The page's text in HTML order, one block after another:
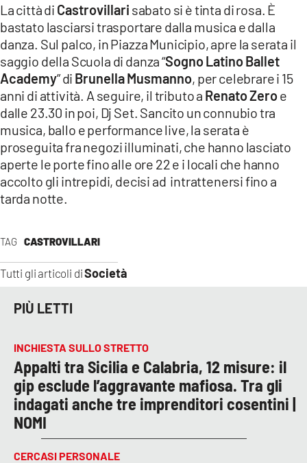
ILREGGINO.IT
COSENZACHANNEL.IT
ILVIBONESE.IT
CATANZAROCHANNEL.IT
LACAPITALENEWS.IT
App
ANDROID
APPLE
TAG CASTROVILLARI
Tutti gli articoli diSocietà
La città di Castrovillari sabato si è tinta di rosa. È
bastato lasciarsi trasportare dalla musica e dalla
danza. Sul palco, in Piazza Municipio, apre la serata il
saggio della Scuola di danza “Sogno Latino Ballet
Academy” di Brunella Musmanno, per celebrare i 15
anni di attività. A seguire, il tributo a Renato Zeroe
dalle 23.30 in poi, Dj Set. Sancito un connubio tra
musica, ballo e performance live, la serata è
proseguita fra negozi illuminati, che hanno lasciato
aperte le porte fino alle ore 22 e i locali che hanno
accolto gli intrepidi, decisi ad intrattenersi fino a
tarda notte.
PIÙ LETTI
INCHIESTA SULLO STRETTO
Appalti tra Sicilia e Calabria, 12 misure: il
gip esclude l’aggravante mafiosa. Tra gli
indagati anche tre imprenditori cosentini |
NOMI
CERCASI PERSONALE